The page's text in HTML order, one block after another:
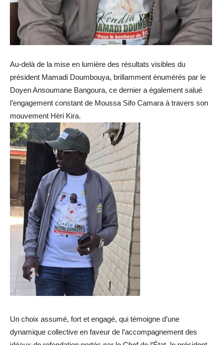
Au-delà de la mise en lumière des résultats visibles du
président Mamadi Doumbouya, brillamment énumérés par le
Doyen Ansoumane Bangoura, ce dernier a également salué
l’engagement constant de Moussa Sifo Camara à travers son
mouvement Hèri Kira.
Un choix assumé, fort et engagé, qui témoigne d’une
dynamique collective en faveur de l’accompagnement des